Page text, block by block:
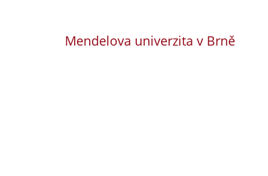
Mendelova univerzita v Brně